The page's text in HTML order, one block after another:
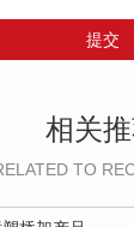
提交
相关
TO